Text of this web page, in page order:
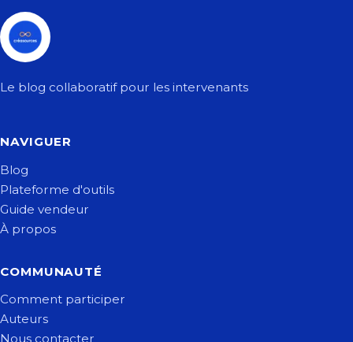
Le blog collaboratif pour les intervenants
NAVIGUER
Blog
Plateforme d'outils
Guide vendeur
À propos
COMMUNAUTÉ
Comment participer
Auteurs
Nous contacter